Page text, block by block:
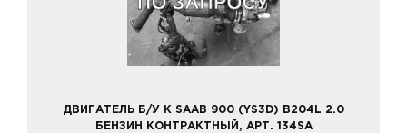
ДВИГАТЕЛЬ Б/У К SAAB 900 (YS3D) B204L 2.0
БЕНЗИН КОНТРАКТНЫЙ, АРТ. 134SA